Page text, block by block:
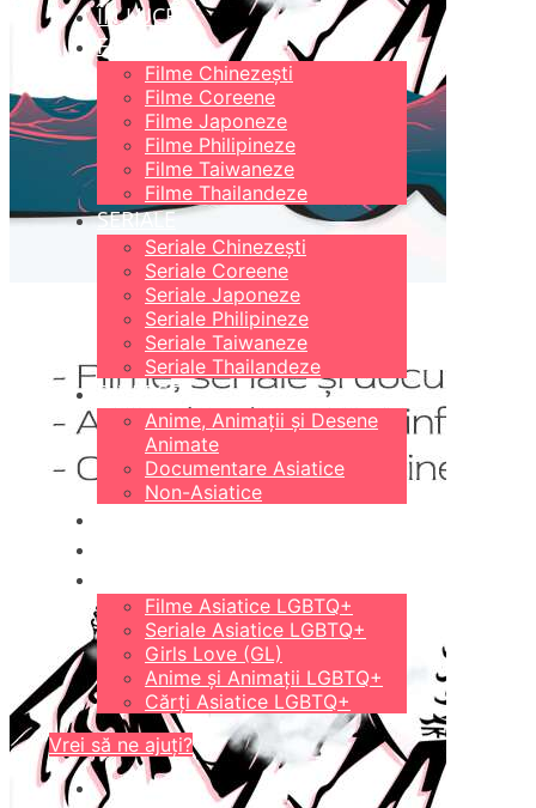
ÎN LUCRU
FILME
Filme Chinezești
Filme Coreene
Filme Japoneze
Filme Philipineze
Filme Taiwaneze
Filme Thailandeze
SERIALE
Seriale Chinezești
Seriale Coreene
Seriale Japoneze
Seriale Philipineze
Seriale Taiwaneze
Seriale Thailandeze
DIVERSE
Anime, Animații și Desene
Animate
Documentare Asiatice
Non-Asiatice
Filme Asiatice LGBTQ+
Seriale Asiatice LGBTQ+
Girls Love (GL)
Anime și Animații LGBTQ+
Cărți Asiatice LGBTQ+
Vrei să ne ajuți?